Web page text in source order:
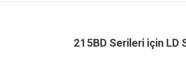
215BD Serileri için LD